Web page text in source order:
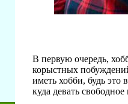
В первую очередь,
корыстных
иметь хобби, будь
куда девать свободное